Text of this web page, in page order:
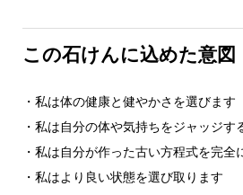
この石けんに込めた意図
・私は体の健康と健やかさを選びます
・私は自分の体や気持ちをジャッジす
・私は自分が作った古い方程式を完全
・私はより良い状態を選び取ります